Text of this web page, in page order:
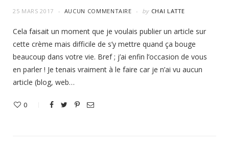
25 MARS 2017 AUCUN COMMENTAIRE by CHAI LATTE
Cela faisait un moment que je voulais publier un article sur
cette crème mais difficile de s’y mettre quand ça bouge
beaucoup dans votre vie. Bref ; j’ai enfin l’occasion de vous
en parler ! Je tenais vraiment à le faire car je n’ai vu aucun
article (blog, web…
0